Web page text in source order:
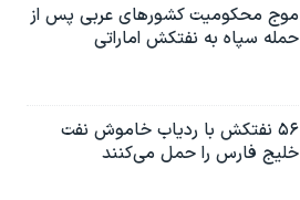
موج محکومیت کشورهای عربی پس از
حمله سپاه به نفتکش اماراتی
۵۶ نفتکش با ردیاب خاموش نفت
خلیج فارس را حمل می‌کنند